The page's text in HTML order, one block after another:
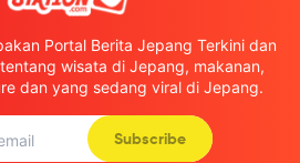
Portal Berita Jepang Terkini dan
wisata di Jepang, makanan,
dan yang sedang viral di Jepang.
Subscribe